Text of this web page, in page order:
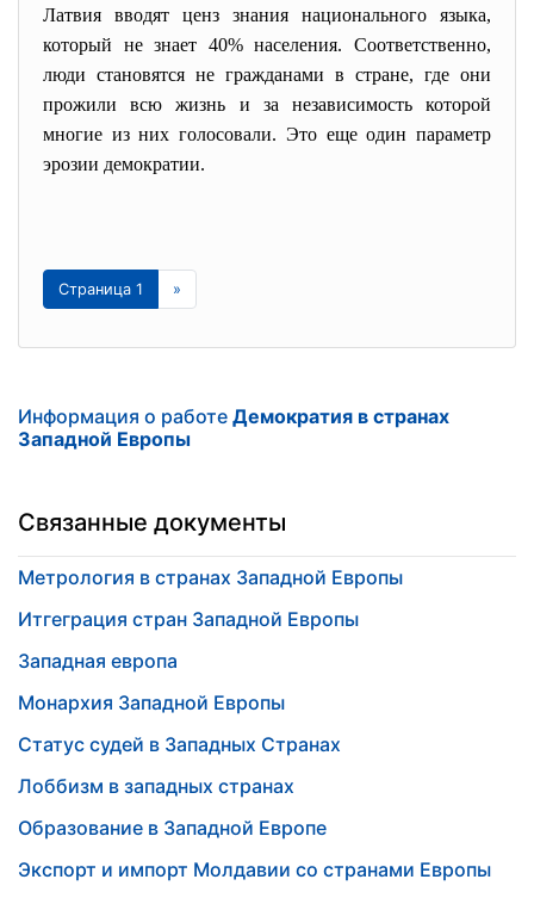
Латвия вводят ценз знания национального языка,
который не знает 40% населения. Соответственно,
люди становятся не гражданами в стране, где они
прожили всю жизнь и за независимость которой
многие из них голосовали. Это еще один параметр
эрозии демократии.
Страница 1 »
Информация о работе Демократия в странах
Западной Европы
Связанные документы
Метрология в странах Западной Европы
Итгеграция стран Западной Европы
Западная европа
Монархия Западной Европы
Статус судей в Западных Странах
Лоббизм в западных странах
Образование в Западной Европе
Экспорт и импорт Молдавии со странами Европы